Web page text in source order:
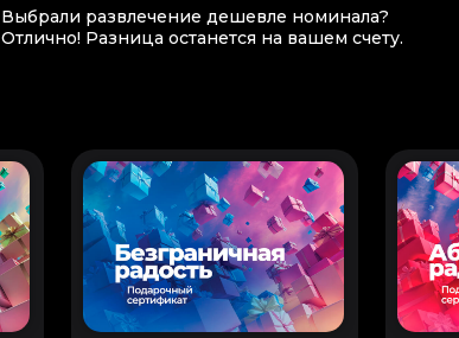
Выбрали развлечение дешевле номинала?
Отлично! Разница останется на вашем счету.